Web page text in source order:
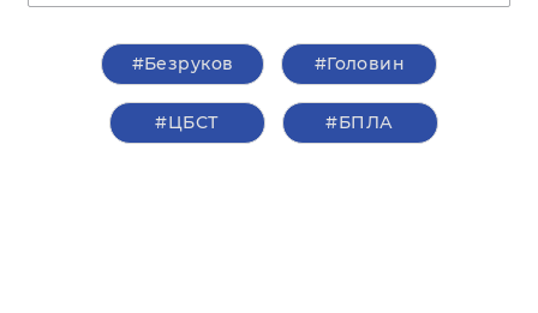
#Безруков #Головин
#ЦБСТ #БПЛА